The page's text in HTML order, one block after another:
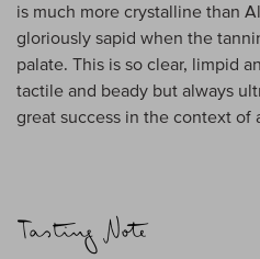
is much more crystalline than
gloriously sapid when the
palate. This is so clear, limpid
tactile and beady but always
great success in the context of